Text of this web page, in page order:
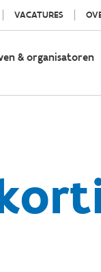
VACATURES
& organisatoren